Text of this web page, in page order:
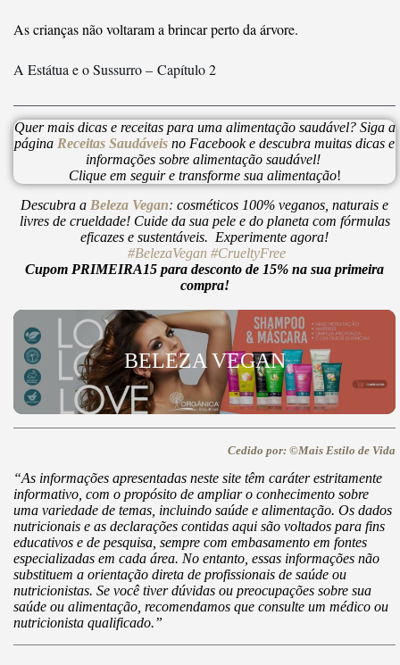
As crianças não voltaram a brincar perto da árvore.
A Estátua e o Sussurro – Capítulo 2
Quer mais dicas e receitas para uma alimentação saudável? Siga a
página Receitas Saudáveis no Facebook e descubra muitas dicas e
informações sobre alimentação saudável!
Clique em seguir e transforme sua alimentação!
Descubra a Beleza Vegan: cosméticos 100% veganos, naturais e
livres de crueldade! Cuide da sua pele e do planeta com fórmulas
eficazes e sustentáveis. Experimente agora!
#BelezaVegan #CrueltyFree
Cupom PRIMEIRA15 para desconto de 15% na sua primeira
compra!
BELEZA VEGAN
Cedido por: ©Mais Estilo de Vida
“As informações apresentadas neste site têm caráter estritamente
informativo, com o propósito de ampliar o conhecimento sobre
uma variedade de temas, incluindo saúde e alimentação. Os dados
nutricionais e as declarações contidas aqui são voltados para fins
educativos e de pesquisa, sempre com embasamento em fontes
especializadas em cada área. No entanto, essas informações não
substituem a orientação direta de profissionais de saúde ou
nutricionistas. Se você tiver dúvidas ou preocupações sobre sua
saúde ou alimentação, recomendamos que consulte um médico ou
nutricionista qualificado.”